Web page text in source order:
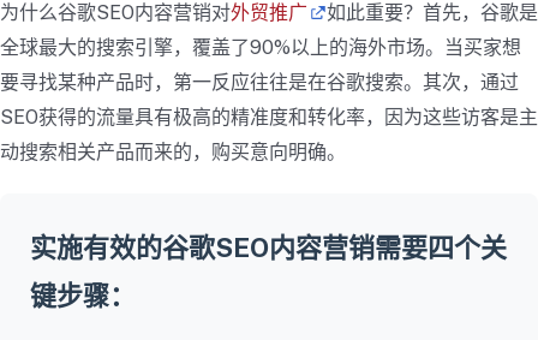
为什么谷歌SEO内容营销对外贸推广
如此重要？首先，谷歌是
全球最大的搜索引擎，覆盖了90%以上的海外市场。当买家想
要寻找某种产品时，第一反应往往是在谷歌搜索。其次，通过
SEO获得的流量具有极高的精准度和转化率，因为这些访客是主
动搜索相关产品而来的，购买意向明确。
实施有效的谷歌SEO内容营销需要四个关
键步骤：